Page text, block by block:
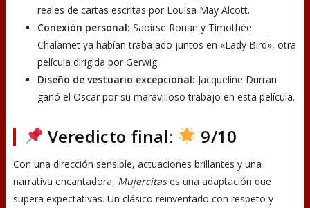
reales de cartas escritas por Louisa May Alcott.
Conexión personal: Saoirse Ronan y Timothée
Chalamet ya habían trabajado juntos en «Lady Bird», otra
película dirigida por Gerwig.
Diseño de vestuario excepcional: Jacqueline Durran
ganó el Oscar por su maravilloso trabajo en esta película.
Veredicto final: 9/10
Con una dirección sensible, actuaciones brillantes y una
narrativa encantadora, Mujercitases una adaptación que
supera expectativas. Un clásico reinventado con respeto y